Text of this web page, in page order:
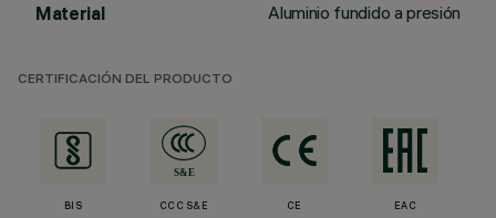
Material Aluminio fundido a presión
CERTIFICACIÓN DEL PRODUCTO
BIS CCC S&E CE EAC